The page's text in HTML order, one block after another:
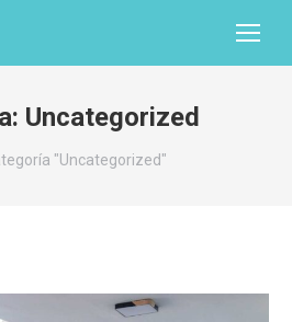
Uncategorized
"Uncategorized"